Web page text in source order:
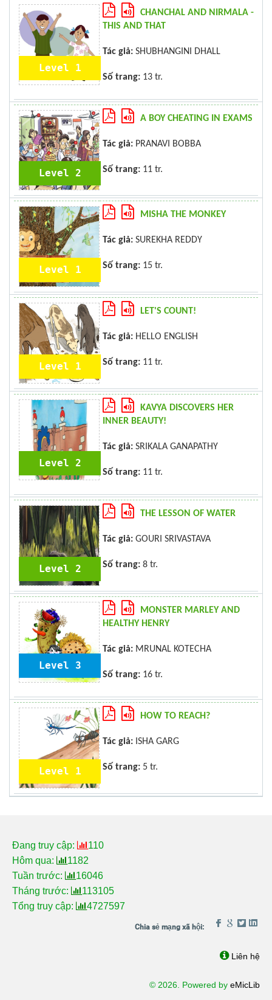
Level 1
CHANCHAL AND NIRMALA -
THIS AND THAT
Tác giả: SHUBHANGINI DHALL
Số trang: 13 tr.
Level 2
A BOY CHEATING IN EXAMS
Tác giả: PRANAVI BOBBA
Số trang: 11 tr.
Level 1
MISHA THE MONKEY
Tác giả: SUREKHA REDDY
Số trang: 15 tr.
Level 1
LET'S COUNT!
Tác giả: HELLO ENGLISH
Số trang: 11 tr.
Level 2
KAVYA DISCOVERS HER
INNER BEAUTY!
Tác giả: SRIKALA GANAPATHY
Số trang: 11 tr.
Level 2
THE LESSON OF WATER
Tác giả: GOURI SRIVASTAVA
Số trang: 8 tr.
Level 3
MONSTER MARLEY AND
HEALTHY HENRY
Tác giả: MRUNAL KOTECHA
Số trang: 16 tr.
Level 1
HOW TO REACH?
Tác giả: ISHA GARG
Số trang: 5 tr.
Đang truy cập:
110
Hôm qua:
1182
Tuần trước:
16046
Tháng trước:
113105
Tổng truy cập:
4727597
Liên hệ
© 2026. Powered by eMicLib